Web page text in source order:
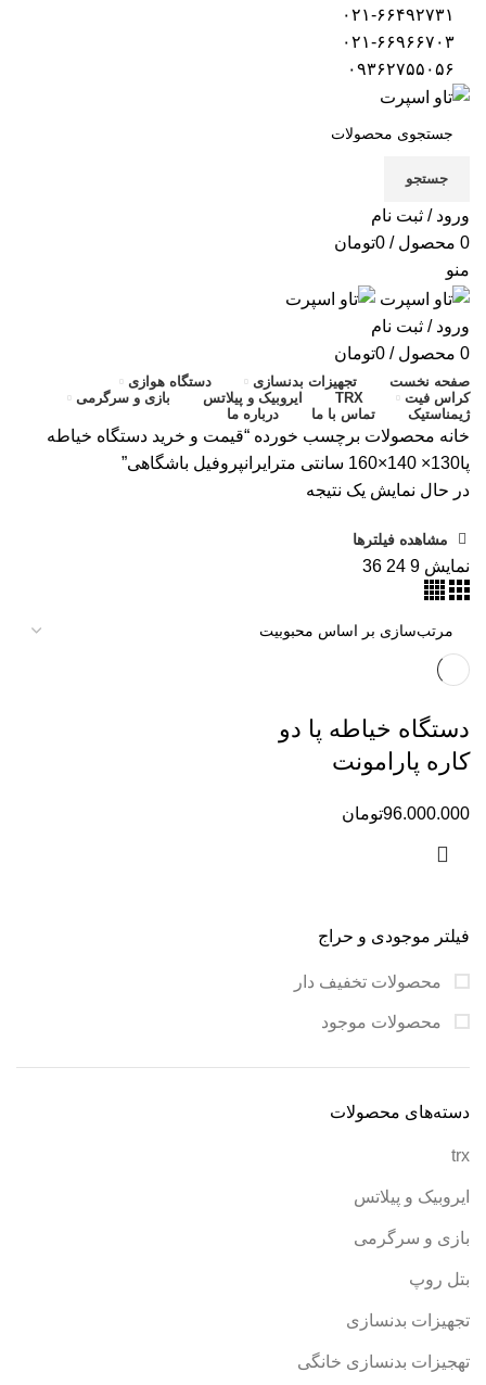
جستجو
ورود / ثبت نام
0 محصول / تومان0
منو
ورود / ثبت نام
0 محصول / تومان0
صفحه نخست تجهیزات بدنسازی
دستگاه هوازی
کراس فیت
TRX ایروبیک و پیلاتس
بازی و سرگرمی
ژیمناستیک
تماس با ما درباره ما
فیلتر موجودی و حراج
محصولات تخفیف دار
محصولات موجود
دسته‌های محصولات
trx
ایروبیک و پیلاتس
بازی و سرگرمی
بتل روپ
تجهیزات بدنسازی
تهجیزات بدنسازی خانگی
خانه محصولات برچسب خورده “قیمت و خرید دستگاه خیاطه
پا130× 140×160 سانتی مترایرانپروفیل باشگاهی”
در حال نمایش یک نتیجه
مشاهده فیلترها
نمایش 9
24
36
دستگاه خیاطه پا دو
کاره پارامونت
تومان96.000.000